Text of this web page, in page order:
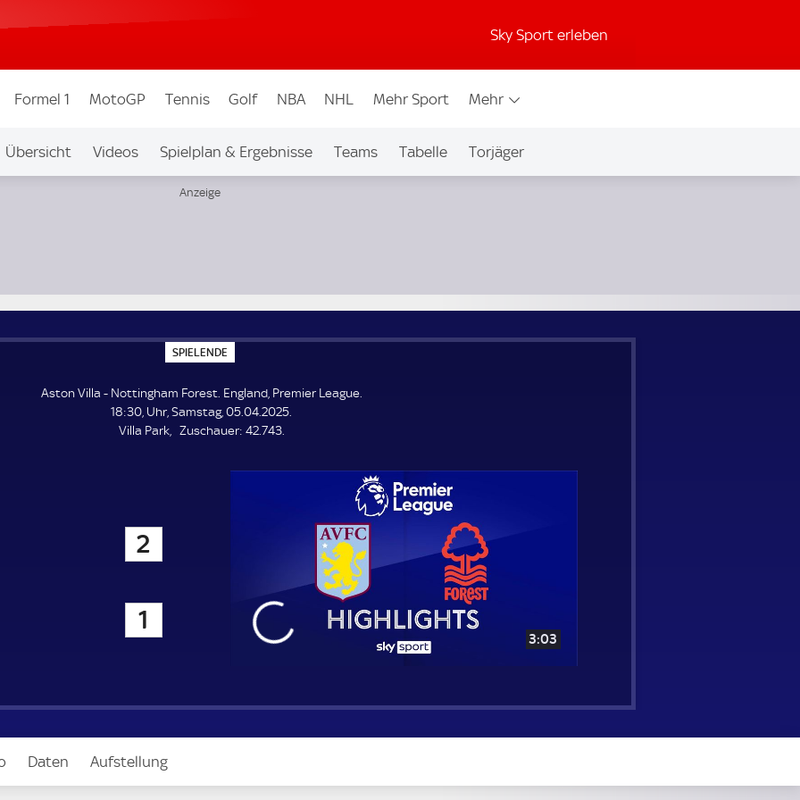
Sky Sport erleben
Formel 1 MotoGP Tennis Golf NBA NHL Mehr Sport Mehr
Übersicht Videos Spielplan & Ergebnisse Teams Tabelle Torjäger
Auf Sky
SPIELENDE
P
E
L
E
N
Aston Villa - Nottingham Forest. England, Premier League.
18:30, Uhr, Samstag, 05.04.2025.
Villa Park
Zuschauer: Z
42.743.
2
1
Daten Aufstellung